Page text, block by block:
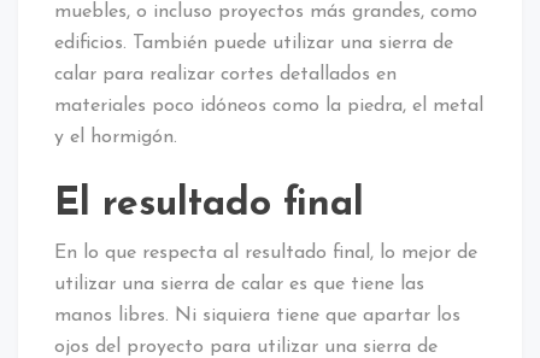
muebles, o incluso proyectos más grandes, como
edificios. También puede utilizar una sierra de
calar para realizar cortes detallados en
materiales poco idóneos como la piedra, el metal
y el hormigón.
El resultado final
En lo que respecta al resultado final, lo mejor de
utilizar una sierra de calar es que tiene las
manos libres. Ni siquiera tiene que apartar los
ojos del proyecto para utilizar una sierra de